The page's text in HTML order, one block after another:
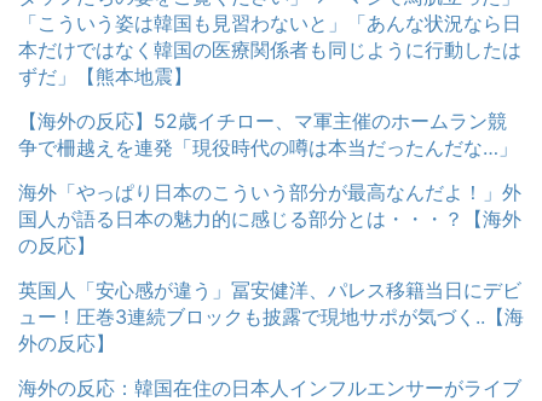
「こういう姿は韓国も見習わないと」「あんな状況なら日
本だけではなく韓国の医療関係者も同じように行動したは
ずだ」【熊本地震】
【海外の反応】52歳イチロー、マ軍主催のホームラン競
争で柵越えを連発「現役時代の噂は本当だったんだな…」
海外「やっぱり日本のこういう部分が最高なんだよ！」外
国人が語る日本の魅力的に感じる部分とは・・・？【海外
の反応】
英国人「安心感が違う」冨安健洋、パレス移籍当日にデビ
ュー！圧巻3連続ブロックも披露で現地サポが気づく..【海
外の反応】
海外の反応：韓国在住の日本人インフルエンサーがライブ